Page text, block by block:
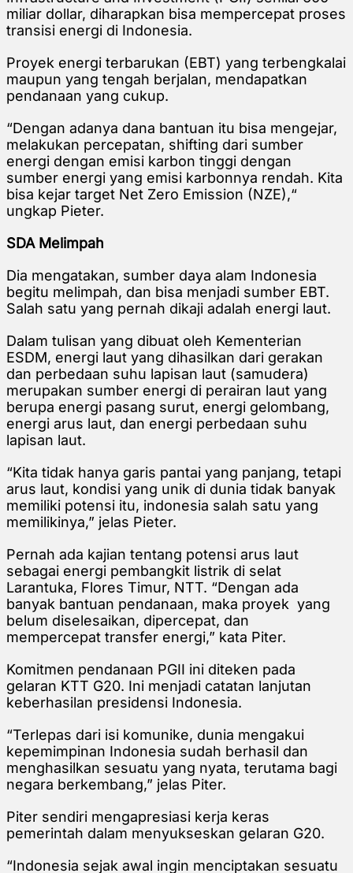
miliar dollar, diharapkan bisa mempercepat proses
transisi energi di Indonesia.
Proyek energi terbarukan (EBT) yang terbengkalai
maupun yang tengah berjalan, mendapatkan
pendanaan yang cukup.
“Dengan adanya dana bantuan itu bisa mengejar,
melakukan percepatan, shifting dari sumber
energi dengan emisi karbon tinggi dengan
sumber energi yang emisi karbonnya rendah. Kita
bisa kejar target Net Zero Emission (NZE),“
ungkap Pieter.
SDA Melimpah
Dia mengatakan, sumber daya alam Indonesia
begitu melimpah, dan bisa menjadi sumber EBT.
Salah satu yang pernah dikaji adalah energi laut.
Dalam tulisan yang dibuat oleh Kementerian
ESDM, energi laut yang dihasilkan dari gerakan
dan perbedaan suhu lapisan laut (samudera)
merupakan sumber energi di perairan laut yang
berupa energi pasang surut, energi gelombang,
energi arus laut, dan energi perbedaan suhu
lapisan laut.
“Kita tidak hanya garis pantai yang panjang, tetapi
arus laut, kondisi yang unik di dunia tidak banyak
memiliki potensi itu, indonesia salah satu yang
memilikinya,” jelas Pieter.
Pernah ada kajian tentang potensi arus laut
sebagai energi pembangkit listrik di selat
Larantuka, Flores Timur, NTT. “Dengan ada
banyak bantuan pendanaan, maka proyek yang
belum diselesaikan, dipercepat, dan
mempercepat transfer energi,” kata Piter.
Komitmen pendanaan PGII ini diteken pada
gelaran KTT G20. Ini menjadi catatan lanjutan
keberhasilan presidensi Indonesia.
“Terlepas dari isi komunike, dunia mengakui
kepemimpinan Indonesia sudah berhasil dan
menghasilkan sesuatu yang nyata, terutama bagi
negara berkembang,” jelas Piter.
Piter sendiri mengapresiasi kerja keras
pemerintah dalam menyukseskan gelaran G20.
“Indonesia sejak awal ingin menciptakan sesuatu